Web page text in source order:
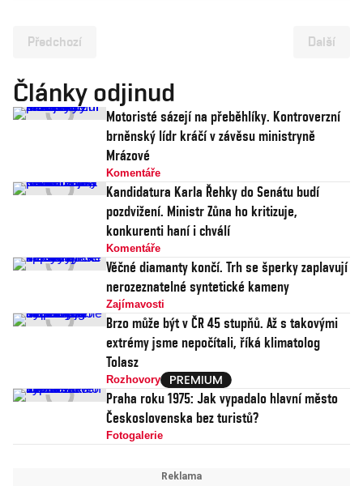
Předchozí Další
Články odjinud
Motoristé sázejí na přeběhlíky. Kontroverzní
brněnský lídr kráčí v závěsu ministryně
Mrázové
Komentáře
Kandidatura Karla Řehky do Senátu budí
pozdvižení. Ministr Zůna ho kritizuje,
konkurenti haní i chválí
Komentáře
Věčné diamanty končí. Trh se šperky zaplavují
nerozeznatelné syntetické kameny
Zajímavosti
Brzo může být v ČR 45 stupňů. Až s takovými
extrémy jsme nepočítali, říká klimatolog
Tolasz
Rozhovory
Praha roku 1975: Jak vypadalo hlavní město
Československa bez turistů?
Fotogalerie